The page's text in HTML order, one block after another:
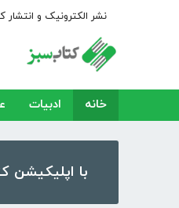
نشر الکترونیک و انتشار
خانه ادبیات
با اپلیکیشن کتابراه، بیش از ۵۰،۰۰۰ کتاب، کتاب